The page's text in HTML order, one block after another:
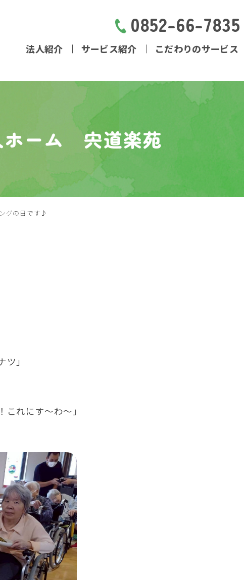
0852-66-7835
法人紹介 サービス紹介 こだわりのサービス
ホーム 宍道楽苑
グの日です♪
」
れにす～わ～」